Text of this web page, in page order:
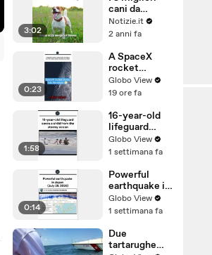
3:02
cani da
guardia di
piccola taglia
Notizie.it
2 anni fa
0:23
A SpaceX
rocket
crashed into
the Moon, but
being
circulated are
fake.
Globo View
19 ore fa
1:58
16-year-old
lifeguard
saves a child
from the
Globo View
1 settimana fa
0:14
Powerful
earthquake in
Japan with
tsunami
28, 2026) –
USGS and
Globo View
1 settimana fa
Due
tartarughe